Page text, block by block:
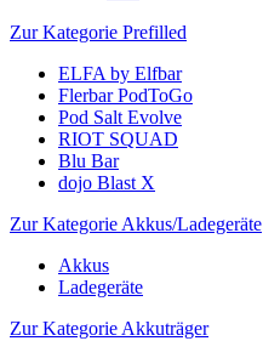
Zur Kategorie Prefilled
ELFA by Elfbar
Flerbar PodToGo
Pod Salt Evolve
RIOT SQUAD
Blu Bar
dojo Blast X
Zur Kategorie Akkus/Ladegeräte
Akkus
Ladegeräte
Zur Kategorie Akkuträger